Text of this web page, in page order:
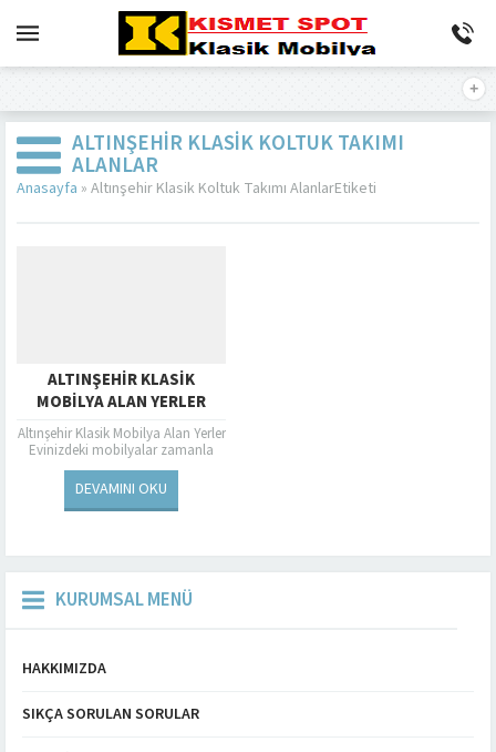
ALTINŞEHIR KLASIK KOLTUK TAKIMI
ALANLAR
Anasayfa » Altınşehir Klasik Koltuk Takımı AlanlarEtiketi
ALTINŞEHIR KLASIK
MOBILYA ALAN YERLER
Altınşehir Klasik Mobilya Alan Yerler
Evinizdeki mobilyalar zamanla
eskir, tarz değişebilir veya yeni bir
değişikliğe ihtiyaç duyabilirsiniz. Bu
DEVAMINI OKU
KURUMSAL MENÜ
HAKKIMIZDA
SIKÇA SORULAN SORULAR